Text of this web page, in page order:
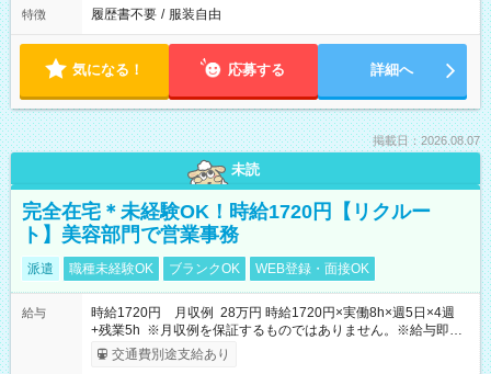
特徴 履歴書不要 / 服装自由
気になる！ 応募する 詳細へ
掲載日：2026.08.07
未読
完全在宅＊未経験OK！時給1720円【リクルー
ト】美容部門で営業事務
派遣 職種未経験OK ブランクOK WEB登録・面接OK
給与
時給1720円 月収例 28万円 時給1720円×実働8h×週5日×4週
+残業5h ※月収例を保証するものではありません。※給与即受
取りサービス利用可（利用条件有）
交通費別途支給あり